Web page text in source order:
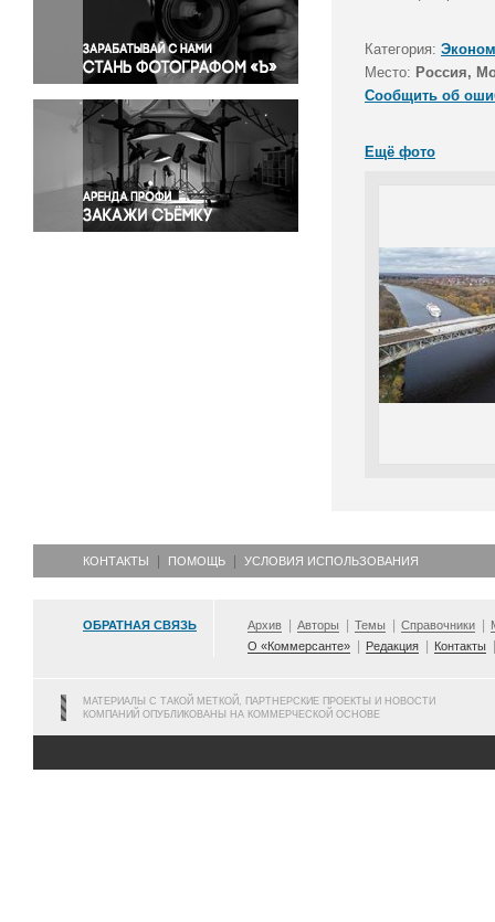
Правосудие
Происшествия и конфликты
Религия
Светская жизнь
Спорт
Экология
Экономика и бизнес
Категория:
Место: Россия,
Сообщить об
Ещё фото
КОНТАКТЫ ПОМОЩЬ УСЛОВИЯ ИСПОЛЬЗОВАНИЯ
ОБРАТНАЯ СВЯЗЬ Архив Авторы Темы Справочники
О «Коммерсанте»
Редакция Контакты
МАТЕРИАЛЫ С ТАКОЙ МЕТКОЙ, ПАРТНЕРСКИЕ ПРОЕКТЫ И НОВОСТИ
КОМПАНИЙ ОПУБЛИКОВАНЫ НА КОММЕРЧЕСКОЙ ОСНОВЕ